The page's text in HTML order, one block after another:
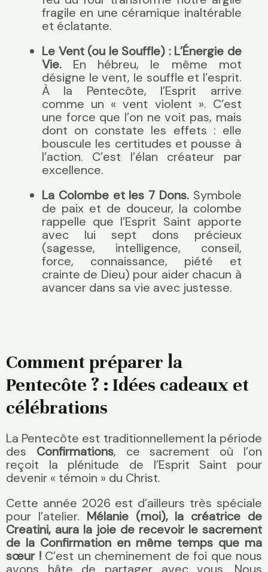
fragile en une céramique inaltérable
et éclatante.
Le Vent (ou le Souffle) : L’Énergie de
Vie. En hébreu, le même mot
désigne le vent, le souffle et l’esprit.
À la Pentecôte, l’Esprit arrive
comme un « vent violent ». C’est
une force que l’on ne voit pas, mais
dont on constate les effets : elle
bouscule les certitudes et pousse à
l’action. C’est l’élan créateur par
excellence.
La Colombe et les 7 Dons.Symbole
de paix et de douceur, la colombe
rappelle que l’Esprit Saint apporte
avec lui sept dons précieux
(sagesse, intelligence, conseil,
force, connaissance, piété et
crainte de Dieu) pour aider chacun à
avancer dans sa vie avec justesse.
Comment préparer la
Pentecôte ? : Idées cadeaux et
célébrations
La Pentecôte est traditionnellement la période
des Confirmations, ce sacrement où l’on
reçoit la plénitude de l’Esprit Saint pour
devenir « témoin » du Christ.
Cette année 2026 est d’ailleurs très spéciale
pour l’atelier. Mélanie (moi), la créatrice de
Creatini, aura la joie de recevoir le sacrement
de la Confirmation en même temps que ma
sœur !C’est un cheminement de foi que nous